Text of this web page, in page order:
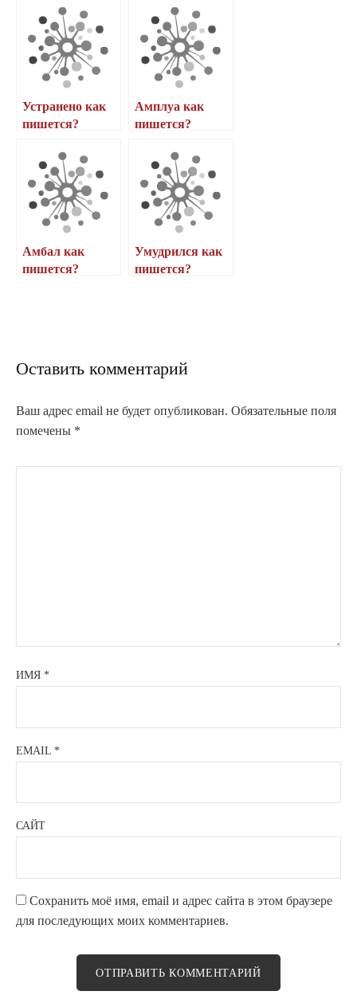
Устранено как
пишется?
Амплуа как
пишется?
Амбал как
пишется?
Умудрился как
пишется?
Оставить комментарий
Ваш адрес email не будет опубликован. Обязательные поля
помечены *
ИМЯ *
EMAIL *
САЙТ
Сохранить моё имя, email и адрес сайта в этом браузере
для последующих моих комментариев.